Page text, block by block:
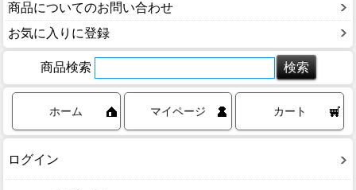
商品についてのお問い合わせ
お気に入りに登録
商品検索
ホーム マイページ カート
ログイン